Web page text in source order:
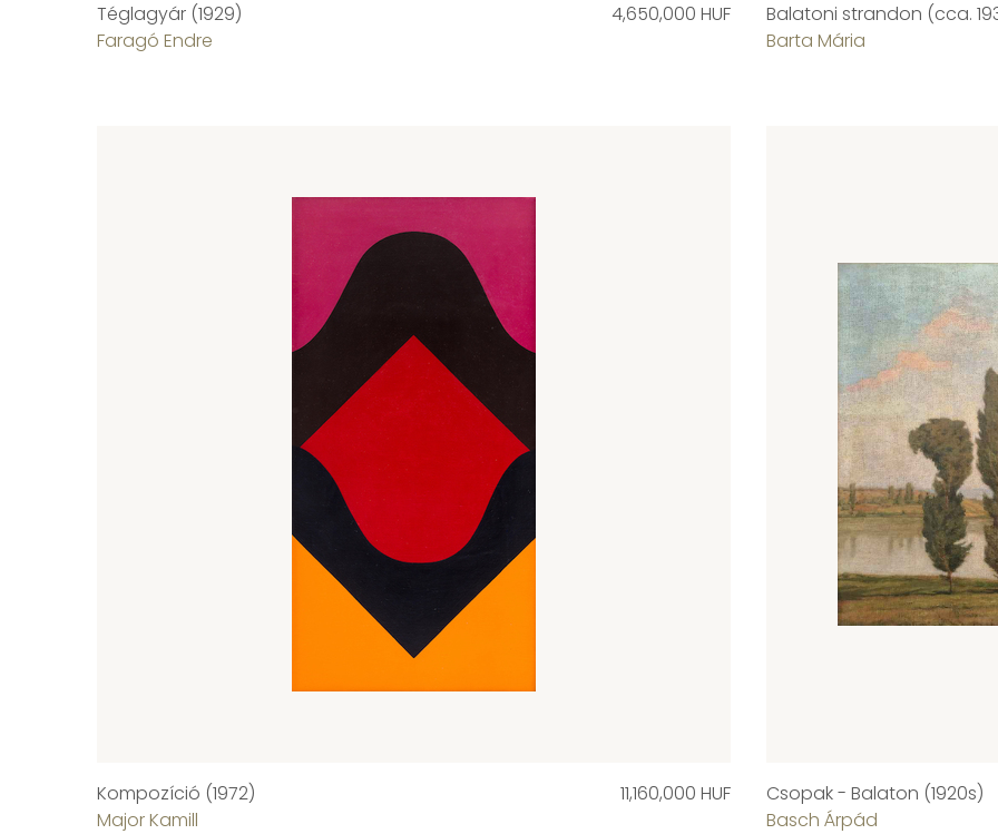
Téglagyár (1929)
Faragó Endre
4,650,000 HUF
Balatoni strandon (cca.
Barta Mária
Kompozíció (1972)
Major Kamill
11,160,000 HUF
Csopak - Balaton (1920s)
Basch Árpád